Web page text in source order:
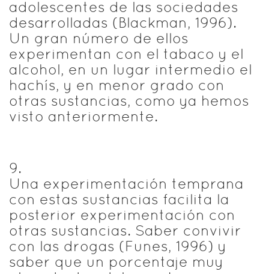
adolescentes de las sociedades
desarrolladas (Blackman, 1996).
Un gran número de ellos
experimentan con el tabaco y el
alcohol, en un lugar intermedio el
hachís, y en menor grado con
otras sustancias, como ya hemos
visto anteriormente.
9.
Una experimentación temprana
con estas sustancias facilita la
posterior experimentación con
otras sustancias. Saber convivir
con las drogas (Funes, 1996) y
saber que un porcentaje muy